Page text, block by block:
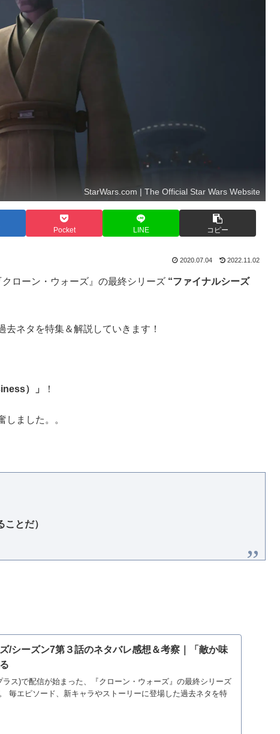
StarWars.com | The Official Star Wars Website
Pocket LINE コピー
2020.07.04 2022.11.02
ローン・ウォーズ』の最終シリーズ “ファイナルシーズ
ネタを特集＆解説していきます！
）」 ！
しました。。
とだ）
/シーズン7第３話のネタバレ感想＆考察｜「敵か味
ラス)で配信が始まった、『クローン・ウォーズ』の最終シリーズ
毎エピソード、新キャラやストーリーに登場した過去ネタを特